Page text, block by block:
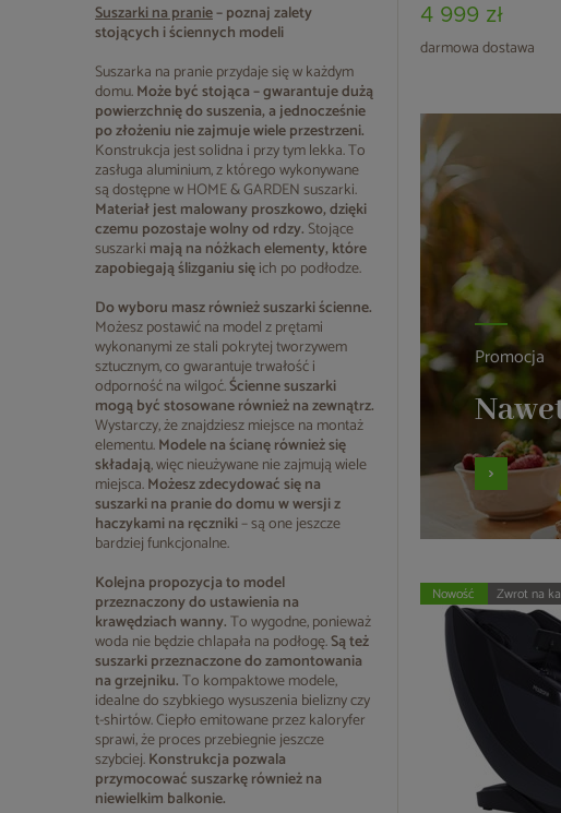
Suszarki na pranie– poznaj zalety
stojących i ściennych modeli
Suszarka na pranie przydaje się w każdym
domu.Może być stojąca – gwarantuje dużą
powierzchnię do suszenia, a jednocześnie
po złożeniu nie zajmuje wiele przestrzeni.
Konstrukcja jest solidna i przy tym lekka. To
zasługa aluminium, z którego wykonywane
są dostępne w HOME & GARDEN suszarki.
Materiał jest malowany proszkowo, dzięki
czemu pozostaje wolny od rdzy.Stojące
suszarki mają na nóżkach elementy, które
zapobiegają ślizganiu sięich po podłodze.
Do wyboru masz również suszarki ścienne.
Możesz postawić na model z prętami
wykonanymi ze stali pokrytej tworzywem
sztucznym, co gwarantuje trwałość i
odporność na wilgoć.Ścienne suszarki
mogą być stosowane również na zewnątrz.
Wystarczy, że znajdziesz miejsce na montaż
elementu.Modele na ścianę również się
składają, więc nieużywane nie zajmują wiele
miejsca.Możesz zdecydować się na
suszarki na pranie do domuw wersji z
haczykami na ręczniki– są one jeszcze
bardziej funkcjonalne.
Kolejna propozycja to model
przeznaczony do ustawienia na
krawędziach wanny.To wygodne, ponieważ
woda nie będzie chlapała na podłogę.Są też
suszarki przeznaczone do zamontowania
na grzejniku.To kompaktowe modele,
idealne do szybkiego wysuszenia bielizny czy
t-shirtów. Ciepło emitowane przez kaloryfer
sprawi, że proces przebiegnie jeszcze
szybciej.Konstrukcja pozwala
przymocować suszarkę również na
niewielkim balkonie.
4 999 zł
darmowa dostawa
Promocja
Nowość Zwrot na